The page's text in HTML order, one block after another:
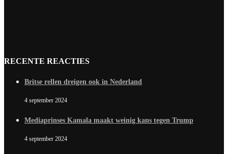
RECENTE REACTIES
Britse rellen dreigen ook in Nederland
4 september 2024
Mediaprinses Kamala maakt weinig kans tegen Trump
4 september 2024